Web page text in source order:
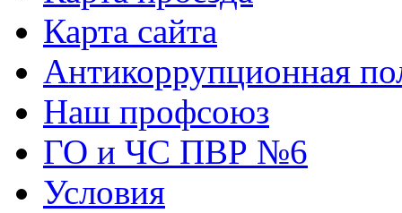
Карта сайта
Антикоррупционная
Наш профсоюз
ГО и ЧС ПВР №6
Условия